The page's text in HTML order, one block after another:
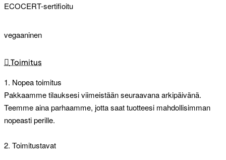
ECOCERT-sertifioitu
vegaaninen
Toimitus
1. Nopea toimitus
Pakkaamme tilauksesi viimeistään seuraavana arkipäivänä.
Teemme aina parhaamme, jotta saat tuotteesi mahdollisimman
nopeasti perille.
2. Toimitustavat